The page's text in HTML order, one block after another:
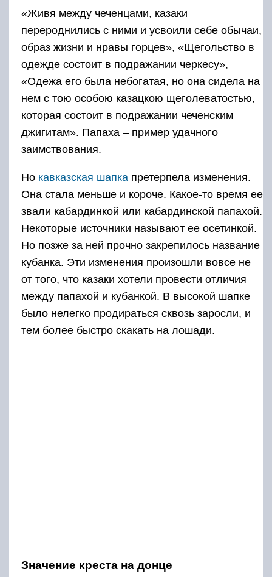
«Живя между чеченцами, казаки
перероднились с ними и усвоили себе обычаи,
образ жизни и нравы горцев», «Щегольство в
одежде состоит в подражании черкесу»,
«Одежа его была небогатая, но она сидела на
нем с тою особою казацкою щеголеватостью,
которая состоит в подражании чеченским
джигитам». Папаха – пример удачного
заимствования.
Но кавказская шапка претерпела изменения.
Она стала меньше и короче. Какое-то время ее
звали кабардинкой или кабардинской папахой.
Некоторые источники называют ее осетинкой.
Но позже за ней прочно закрепилось название
кубанка. Эти изменения произошли вовсе не
от того, что казаки хотели провести отличия
между папахой и кубанкой. В высокой шапке
было нелегко продираться сквозь заросли, и
тем более быстро скакать на лошади.
Значение креста на донце